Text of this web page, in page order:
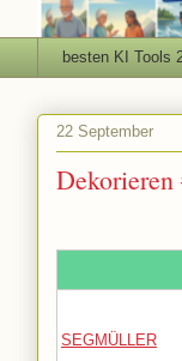
besten KI Tools
22 September
Dekorieren
SEGMÜLLER